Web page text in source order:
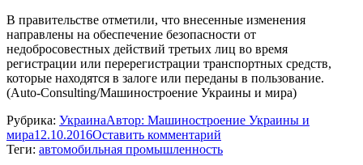
В правительстве отметили, что внесенные изменения
направлены на обеспечение безопасности от
недобросовестных действий третьих лиц во время
регистрации или перерегистрации транспортных средств,
которые находятся в залоге или переданы в пользование.
(Auto-Consulting/Машиностроение Украины и мира)
Рубрика: УкраинаАвтор: Машиностроение Украины и
мира12.10.2016Оставить комментарий
Теги: автомобильная промышленность